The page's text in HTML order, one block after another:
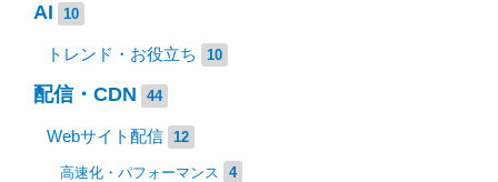
AI 10
トレンド・お役立ち 10
配信・CDN 44
Webサイト配信 12
高速化・パフォーマンス 4